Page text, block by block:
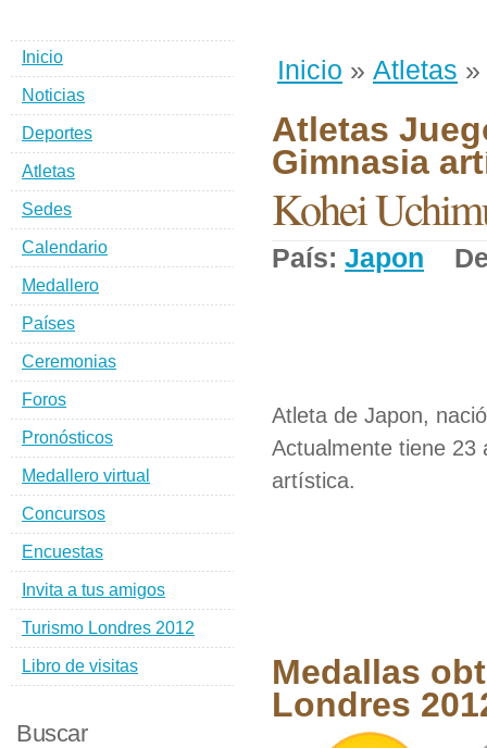
Inicio » Atletas »
Atletas
Gimnasia
Kohei
País: Japon
Atleta de Japon,
Actualmente tiene 23
artística.
Medallas
Londres
Inicio
Noticias
Deportes
Atletas
Sedes
Calendario
Medallero
Países
Ceremonias
Foros
Pronósticos
Medallero virtual
Concursos
Encuestas
Invita a tus amigos
Turismo Londres 2012
Libro de visitas
Buscar